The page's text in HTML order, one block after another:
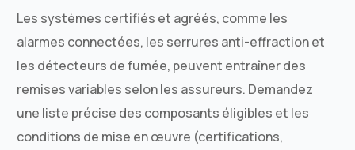
Les systèmes certifiés et agréés, comme les
alarmes connectées, les serrures anti-effraction et
les détecteurs de fumée, peuvent entraîner des
remises variables selon les assureurs. Demandez
une liste précise des composants éligibles et les
conditions de mise en œuvre (certifications,